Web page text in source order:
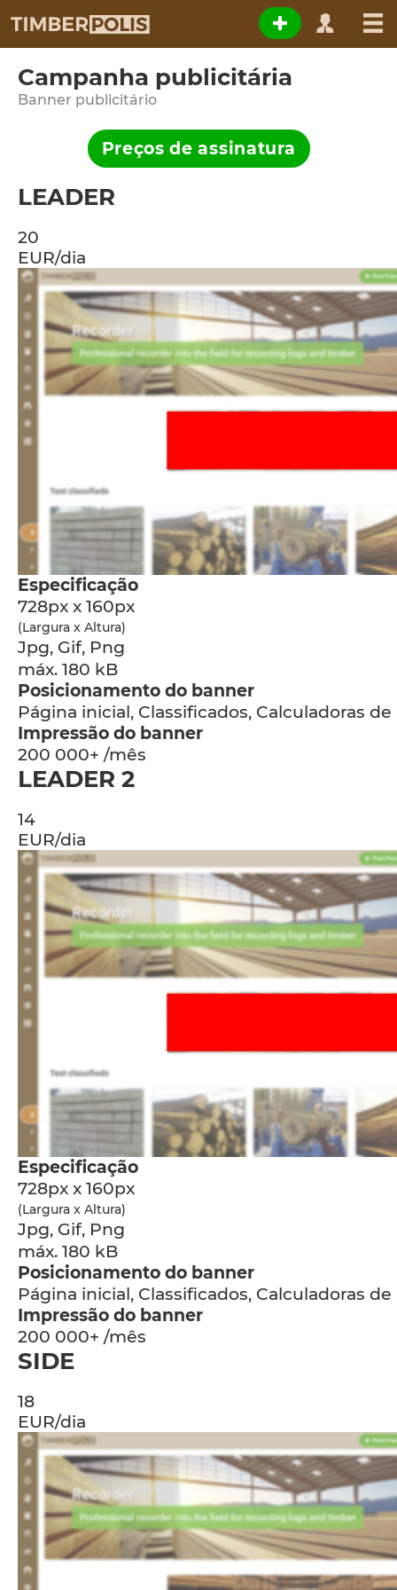
Campanha publicitária
Banner publicitário
Preços de assinatura
LEADER
20
EUR/dia
Especificação
728px x 160px
(Largura x Altura)
Jpg, Gif, Png
máx. 180 kB
Posicionamento do banner
Página inicial, Classificados, Calculadoras
Impressão do banner
200 000+ /mês
LEADER 2
14
EUR/dia
Especificação
728px x 160px
(Largura x Altura)
Jpg, Gif, Png
máx. 180 kB
Posicionamento do banner
Página inicial, Classificados, Calculadoras
Impressão do banner
200 000+ /mês
SIDE
18
EUR/dia